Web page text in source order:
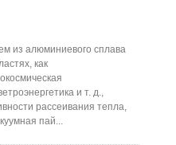
из алюминиевого сплава
как
и т. д.,
рассеивания тепла,
пай...